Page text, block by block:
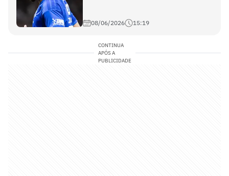
08/06/2026 15:19
CONTINUA
APÓS A
PUBLICIDADE